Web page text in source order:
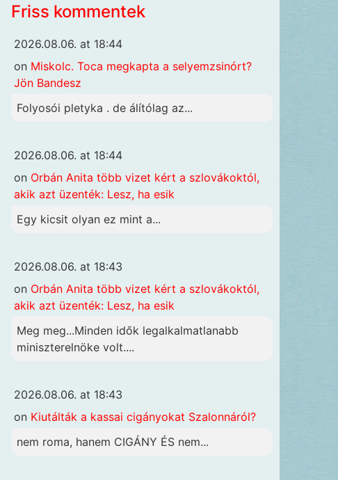
Friss kommentek
2026.08.06. at 18:44
on Miskolc. Toca megkapta a selyemzsinórt?
Jön Bandesz
Folyosói pletyka . de álítólag az...
2026.08.06. at 18:44
on Orbán Anita több vizet kért a szlovákoktól,
akik azt üzenték: Lesz, ha esik
Egy kicsit olyan ez mint a...
2026.08.06. at 18:43
on Orbán Anita több vizet kért a szlovákoktól,
akik azt üzenték: Lesz, ha esik
Meg meg...Minden idők legalkalmatlanabb
miniszterelnöke volt....
2026.08.06. at 18:43
on Kiutálták a kassai cigányokat Szalonnáról?
nem roma, hanem CIGÁNY ÉS nem...